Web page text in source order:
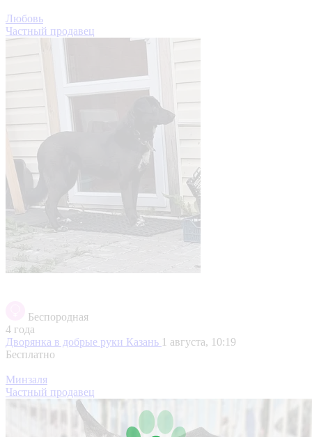
Любовь
Частный продавец
Беспородная
4 года
Дворянка в добрые руки Казань 1 августа, 10:19
Бесплатно
Минзаля
Частный продавец